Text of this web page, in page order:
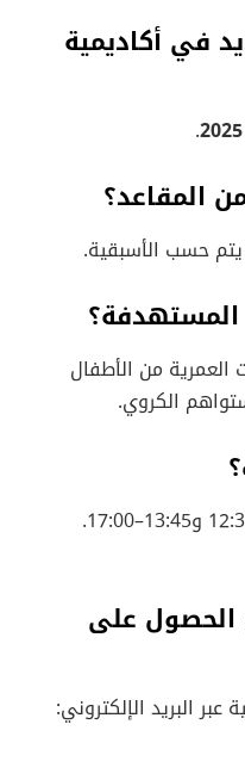
في أكاديمية
.
المقاعد؟
حسب الأسبقية.
المستهدفة؟
العمرية من الأطفال
الكروي.
الحصول على
البريد الإلكتروني: